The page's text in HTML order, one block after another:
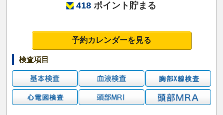
418ポイント貯まる
予約カレンダーを見る
検査項目